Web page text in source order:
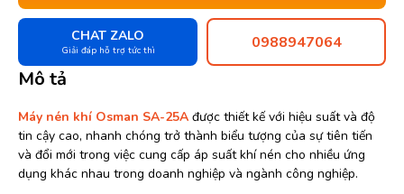
CHAT ZALO
Giải đáp hỗ trợ tức thì 0988947064
Mô tả
Máy nén khí Osman SA-25A được thiết kế với hiệu suất và độ
tin cậy cao, nhanh chóng trở thành biểu tượng của sự tiên tiến
và đổi mới trong việc cung cấp áp suất khí nén cho nhiều ứng
dụng khác nhau trong doanh nghiệp và ngành công nghiệp.